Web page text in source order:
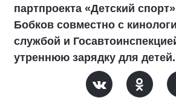
партпроекта «Детский
Бобков совместно с
службой и
утреннюю зарядку для детей.